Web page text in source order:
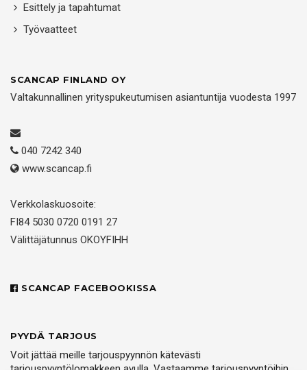
Esittely ja tapahtumat
Työvaatteet
SCANCAP FINLAND OY
Valtakunnallinen yrityspukeutumisen asiantuntija vuodesta 1997
040 7242 340
www.scancap.fi
Verkkolaskuosoite:
FI84 5030 0720 0191 27
Välittäjätunnus OKOYFIHH
SCANCAP FACEBOOKISSA
PYYDÄ TARJOUS
Voit jättää meille tarjouspyynnön kätevästi